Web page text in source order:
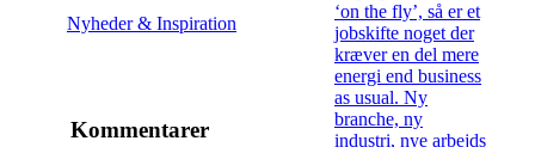
Nyheder & Inspiration
Kommentarer
‘on the fly’, så er et
jobskifte noget der
kræver en del mere
energi end business
as usual. Ny
branche, ny
industri, nye arbejds